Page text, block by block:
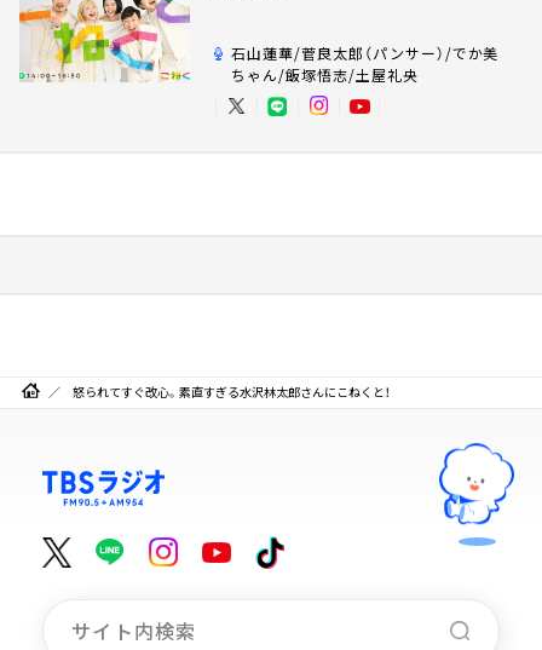
石山蓮華/菅良太郎（パンサー）/でか美
ちゃん/飯塚悟志/土屋礼央
怒られてすぐ改心。素直すぎる水沢林太郎さんにこねくと！